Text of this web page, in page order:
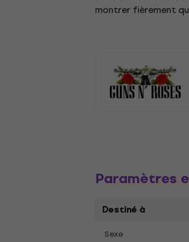
montrer fièrement
Paramètres
Destiné à
Sexe